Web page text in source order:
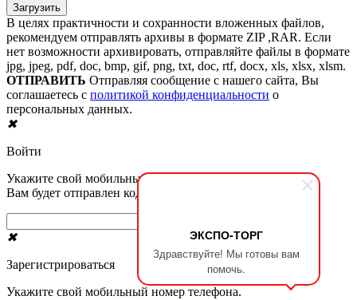
ЭКСПО-ТОРГ
Здравствуйте! Мы готовы вам
помочь.
В целях практичности и сохранности вложенных файлов,
рекомендуем отправлять архивы в формате ZIP ,RAR. Если
нет возможности архивировать, отправляйте файлы в формате
jpg, jpeg, pdf, doc, bmp, gif, png, txt, doc, rtf, docx, xls, xlsx, xlsm.
ОТПРАВИТЬ Отправляя сообщение с нашего сайта, Вы
соглашаетесь с политикой конфиденциальности о
персональных данных.
✖
Войти
Укажите свой мобильный номер телефона.
Вам будет отправлен код в смс сообщении
✖
Зарегистрироваться
Укажите свой мобильный номер телефона.